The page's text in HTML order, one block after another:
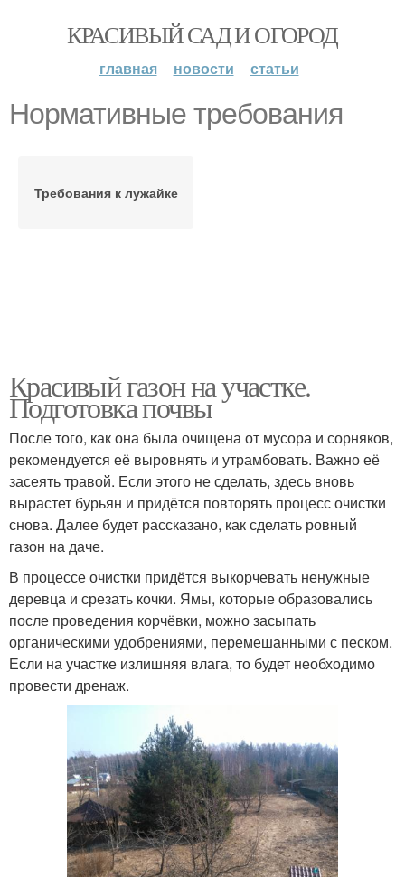
КРАСИВЫЙ САД И ОГОРОД
главная новости статьи
Нормативные требования
Требования к лужайке
Красивый газон на участке.
Подготовка почвы
После того, как она была очищена от мусора и сорняков,
рекомендуется её выровнять и утрамбовать. Важно её
засеять травой. Если этого не сделать, здесь вновь
вырастет бурьян и придётся повторять процесс очистки
снова. Далее будет рассказано, как сделать ровный
газон на даче.
В процессе очистки придётся выкорчевать ненужные
деревца и срезать кочки. Ямы, которые образовались
после проведения корчёвки, можно засыпать
органическими удобрениями, перемешанными с песком.
Если на участке излишняя влага, то будет необходимо
провести дренаж.